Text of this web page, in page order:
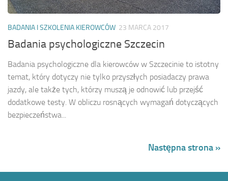
BADANIA I SZKOLENIA KIEROWCÓW 23 MARCA 2017
Badania psychologiczne Szczecin
Badania psychologiczne dla kierowców w Szczecinie to istotny
temat, który dotyczy nie tylko przyszłych posiadaczy prawa
jazdy, ale także tych, którzy muszą je odnowić lub przejść
dodatkowe testy. W obliczu rosnących wymagań dotyczących
bezpieczeństwa...
Następna strona »